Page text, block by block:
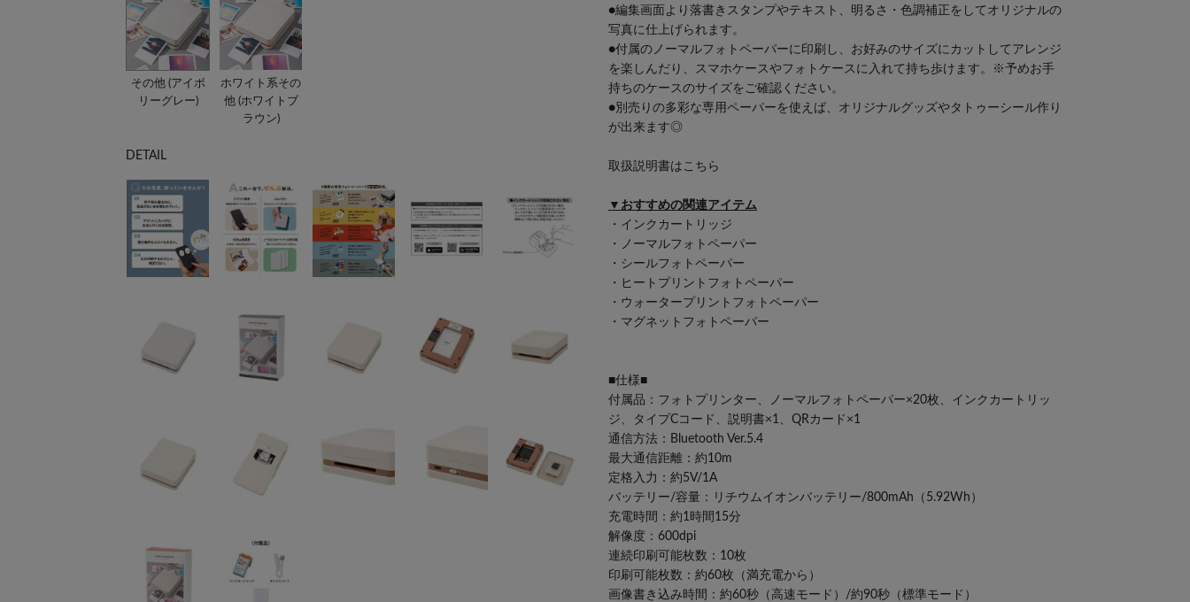
その他 (アイボ
リーグレー)
ホワイト系その
他 (ホワイトブ
ラウン)
DETAIL
●編集画面より落書きスタンプやテキスト、明るさ・色調補正をしてオリジナルの
写真に仕上げられます。
●付属のノーマルフォトペーパーに印刷し、お好みのサイズにカットしてアレンジ
を楽しんだり、スマホケースやフォトケースに入れて持ち歩けます。※予めお手
持ちのケースのサイズをご確認ください。
●別売りの多彩な専用ペーパーを使えば、オリジナルグッズやタトゥーシール作り
が出来ます◎
取扱説明書はこちら
▼おすすめの関連アイテム
・ インクカートリッジ
・
ノーマルフォトペーパー
・ シールフォトペーパー
・
ヒートプリントフォトペーパー
・ ウォータープリントフォトペーパー
・ マグネットフォトペーパー
■仕様■
付属品：フォトプリンター、ノーマルフォトペーパー×20枚、インクカートリッ
ジ、タイプCコード、説明書×1、QRカード×1
通信方法：Bluetooth Ver.5.4
最大通信距離：約10m
定格入力：約5V/1A
バッテリー/容量：リチウムイオンバッテリー/800mAh（5.92Wh）
充電時間：約1時間15分
解像度：600dpi
連続印刷可能枚数：10枚
印刷可能枚数：約60枚（満充電から）
画像書き込み時間：約60秒（高速モード）/約90秒（標準モード）